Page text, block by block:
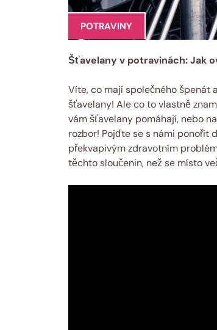
POTRAVINY
Šťavelany v potravinách: Jak
Víte, co mají společného špenát
šťavelany! Ale co to vlastně
vám šťavelany pomáhají, nebo
rozbor! Pojďte se s námi ponořit
překvapivým zdravotním
těchto sloučenin, než se místo